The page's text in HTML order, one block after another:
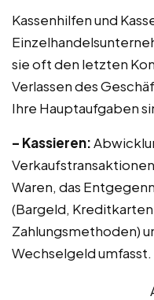
Kassenhilfen und
sie oft den letzten
Verlassen des
Ihre Hauptaufgaben
– Kassieren:
Waren, das
(Bargeld,
Zahlungsmethoden)
Wechselgeld umfasst.